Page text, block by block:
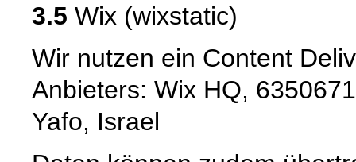
3.5 Wix (wixstatic)
Wir nutzen ein Content
Anbieters: Wix HQ,
Yafo, Israel